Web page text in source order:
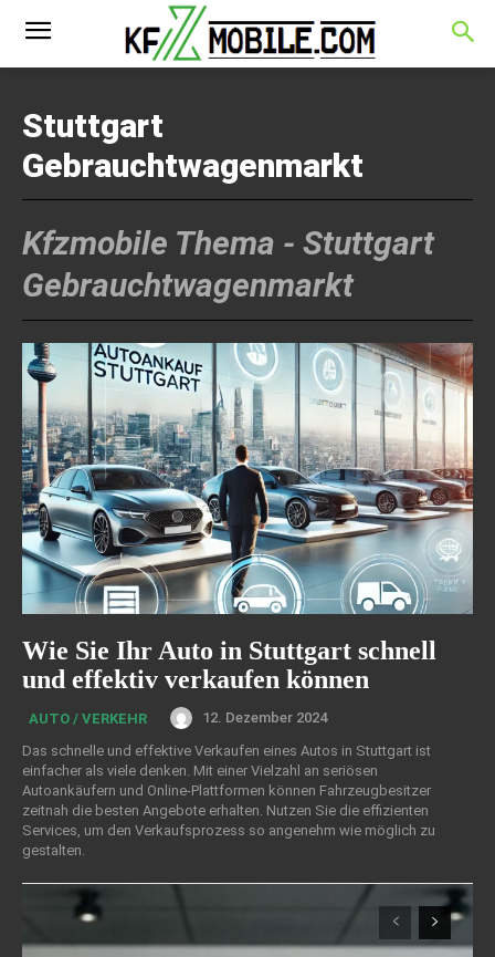
Stuttgart
Gebrauchtwagenmarkt
Kfzmobile Thema - Stuttgart
Gebrauchtwagenmarkt
Wie Sie Ihr Auto in Stuttgart schnell
und effektiv verkaufen können
AUTO / VERKEHR
12. Dezember 2024
Das schnelle und effektive Verkaufen eines Autos in Stuttgart ist
einfacher als viele denken. Mit einer Vielzahl an seriösen
Autoankäufern und Online-Plattformen können Fahrzeugbesitzer
zeitnah die besten Angebote erhalten. Nutzen Sie die effizienten
Services, um den Verkaufsprozess so angenehm wie möglich zu
gestalten.